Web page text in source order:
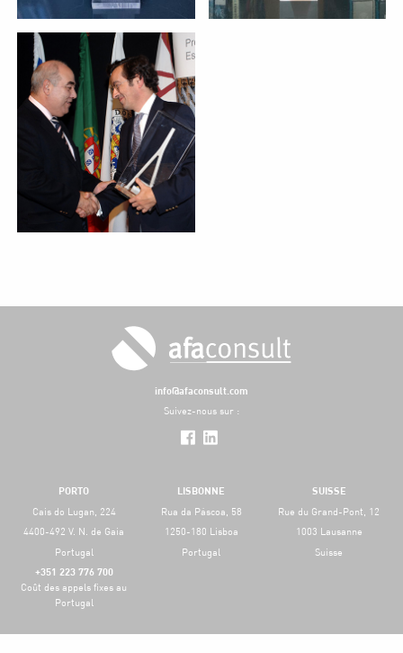
PRIX SECIL DU GÉNIE CIVIL
2005
projet: Stade Municipale de
Braga
entité:
PORTO
Cais do Lugan, 224
4400-492 V. N. de Gaia
Portugal
+351 223 776 700
Coût des appels fixes au
Portugal
LISBONNE
Rua da Páscoa, 58
1250-180 Lisboa
Portugal
SUISSE
Rue du Grand-Pont, 12
1003 Lausanne
Suisse
info@afaconsult.com
Suivez-nous sur :